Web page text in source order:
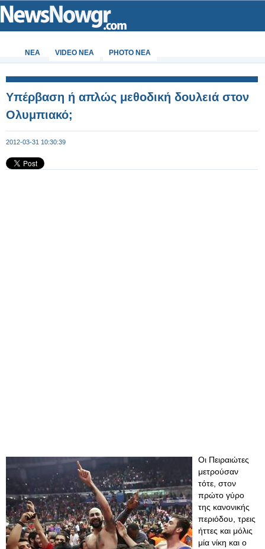
ΝΕΑ VIDEO NEA PHOTO NEA
Υπέρβαση ή απλώς μεθοδική δουλειά στον
Ολυμπιακό;
2012-03-31 10:30:39
Οι Πειραιώτες
μετρούσαν
τότε, στον
πρώτο γύρο
της κανονικής
περιόδου, τρεις
ήττες και μόλις
μία νίκη και ο